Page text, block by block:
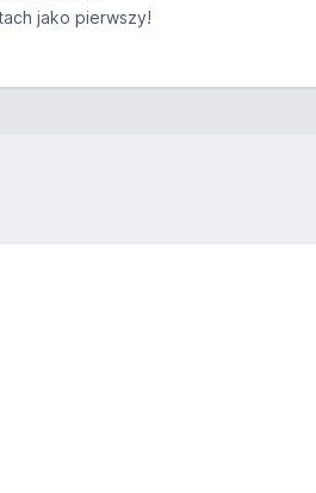
jako pierwszy!